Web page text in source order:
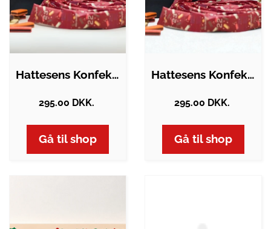
Hattesens Konfektfabrik - Julekalender
295.00 DKK.
Gå til shop
Hattesens Konfektfabrik | Julekalender
295.00 DKK.
Gå til shop